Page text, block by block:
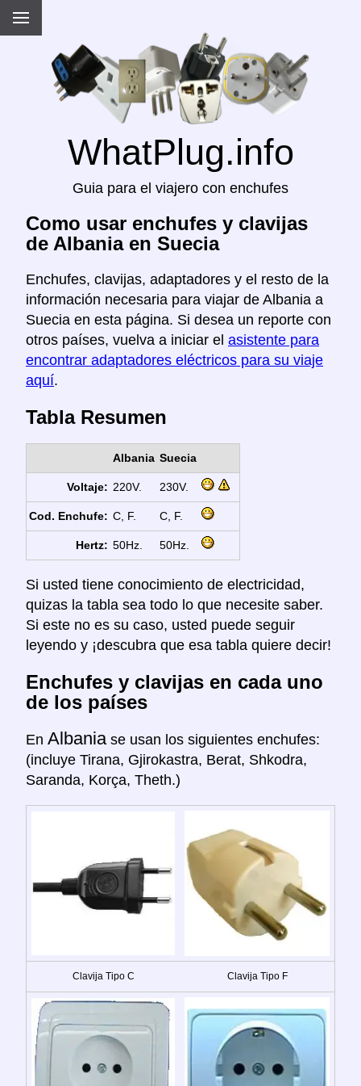
WhatPlug.info
Guia para el viajero con enchufes
Como usar enchufes y clavijas
de Albania en Suecia
Enchufes, clavijas, adaptadores y el resto de la
información necesaria para viajar de Albania a
Suecia en esta página. Si desea un reporte con
otros países, vuelva a iniciar el asistente para
encontrar adaptadores eléctricos para su viaje
aquí.
Tabla Resumen
Albania Suecia
Voltaje: 220V. 230V.
Cod. Enchufe: C, F. C, F.
Hertz: 50Hz. 50Hz.
Si usted tiene conocimiento de electricidad,
quizas la tabla sea todo lo que necesite saber.
Si este no es su caso, usted puede seguir
leyendo y ¡descubra que esa tabla quiere decir!
Enchufes y clavijas en cada uno
de los países
En Albania se usan los siguientes enchufes:
(incluye Tirana, Gjirokastra, Berat, Shkodra,
Saranda, Korça, Theth.)
Clavija Tipo C Clavija Tipo F